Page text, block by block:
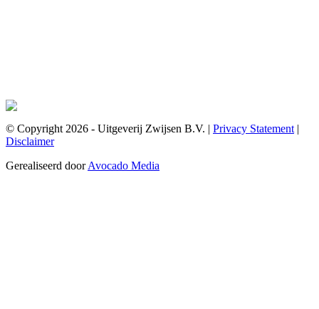
© Copyright 2026 - Uitgeverij Zwijsen B.V. | Privacy Statement |
Disclaimer
Gerealiseerd doorAvocado Media